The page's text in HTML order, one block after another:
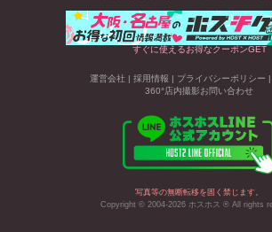
すぐに使えるお得なクーポンGET
運営会社 | 採用情報 | プライバシーポリシー |
360°店内撮影お問い合わせ
写真等の無断転移を固く禁じます。
Copyright © 2004-2026 ホスホス ® All rights